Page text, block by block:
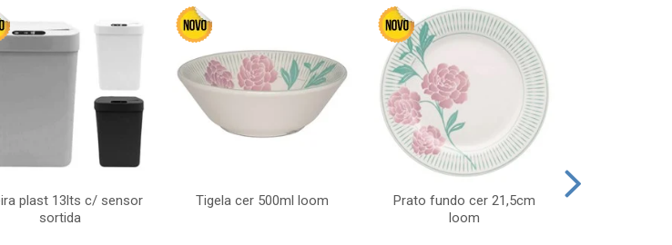
plast 13lts c/ sensor
sortida
Tigela cer 500ml loom
Prato fundo cer 21,5cm
loom